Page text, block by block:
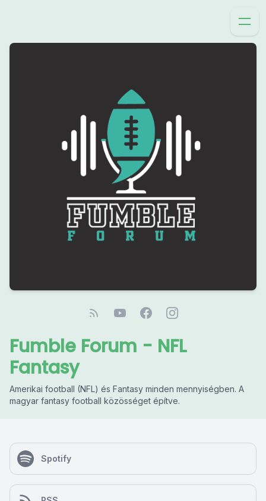
Fumble Forum - NFL
Fantasy
Amerikai football (NFL) és Fantasy minden mennyiségben. A
magyar fantasy football közösséget építve.
Spotify